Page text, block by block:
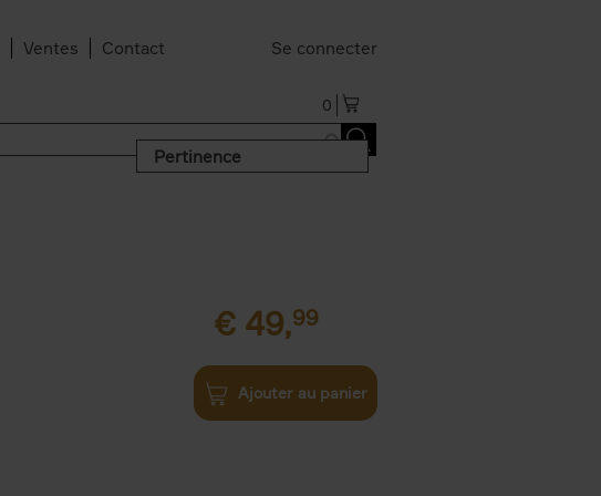
Ventes Contact Se connecter
0
Pertinence
€ 49,99
Ajouter au panier